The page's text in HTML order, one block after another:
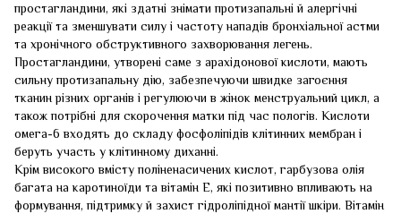
простагландини, які здатні знімати протизапальні й алергічні
реакції та зменшувати силу і частоту нападів бронхіальної астми
та хронічного обструктивного захворювання легень.
Простагландини, утворені саме з арахідонової кислоти, мають
сильну протизапальну дію, забезпечуючи швидке загоєння
тканин різних органів і регулюючи в жінок менструальний цикл, а
також потрібні для скорочення матки під час пологів. Кислоти
омега-6 входять до складу фосфоліпідів клітинних мембран і
беруть участь у клітинному диханні.
Крім високого вмісту поліненасичених кислот, гарбузова олія
багата на каротиноїди та вітамін Е, які позитивно впливають на
формування, підтримку й захист гідроліпідної мантії шкіри. Вітамін